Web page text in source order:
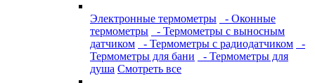
Электронные термометры
- Оконные
термометры
- Термометры с выносным
датчиком
- Термометры с радиодатчиком
-
Термометры для бани
- Термометры для
душа Смотреть все